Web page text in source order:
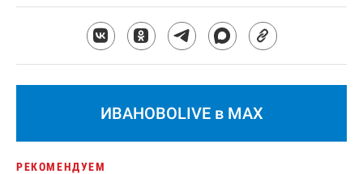
ИВАНОВОLIVE в MAX
РЕКОМЕНДУЕМ